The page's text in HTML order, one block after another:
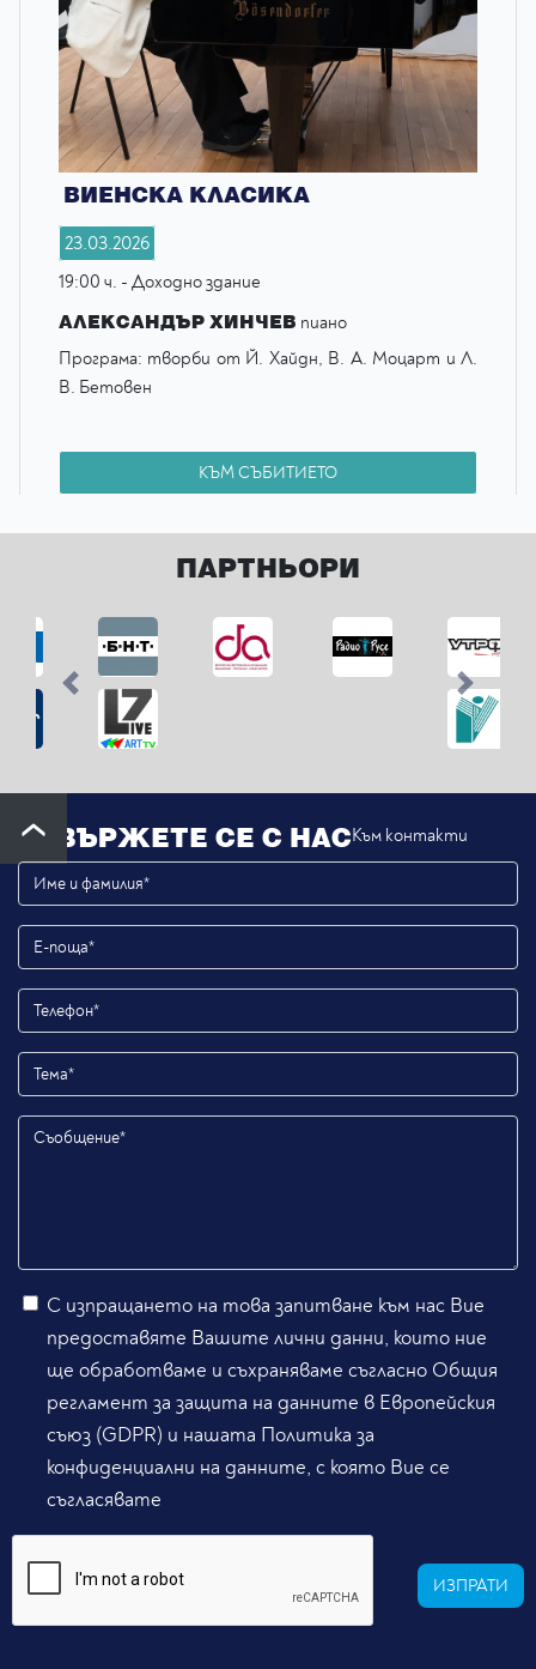
ВИЕНСКА КЛАСИКА
23.03.2026
19:00 ч. - Доходно здание
АЛЕКСАНДЪР ХИНЧЕВ пиано
Програма: творби от Й. Хайдн, В. А. Моцарт и Л.
В. Бетовен
КЪМ СЪБИТИЕТО
ПАРТНЬОРИ
Previous Next
СВЪРЖЕТЕ СЕ С НАСКъм контакти
С изпращането на това запитване към нас Вие
предоставяте Вашите лични данни, които ние
ще обработваме и съхраняваме съгласно Общия
регламент за защита на данните в Европейския
съюз (GDPR) и нашата Политика за
конфиденциални на данните, с която Вие се
съгласявате
ИЗПРАТИ